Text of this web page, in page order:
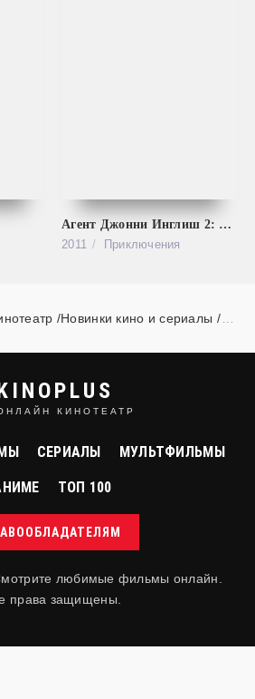
Агент Джонни Инглиш 2: Перезагрузка
2011
Приключения
/Новинки кино и сериалы
КИНОТЕАТР
СЕРИАЛЫ МУЛЬТФИЛЬМЫ
ТОП 100
любимые фильмы онлайн.
права защищены.